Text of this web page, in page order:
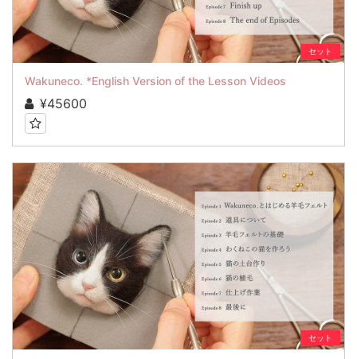
セット
Wakuneco. *English Version of the Lesson Videos
¥45600
セット